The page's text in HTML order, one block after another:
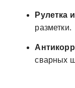
Рулетка
разметки.
сварных